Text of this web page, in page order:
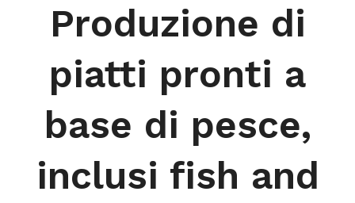
Produzione di
piatti pronti a
base di pesce,
inclusi fish and